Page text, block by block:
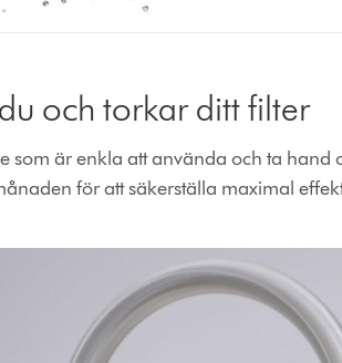
och torkar ditt filter
som är enkla att använda och ta hand
för att säkerställa maximal